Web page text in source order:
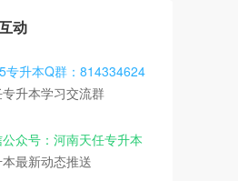
动
专升本Q群：814334624
专升本学习交流群
众号：河南天任专升本
最新动态推送